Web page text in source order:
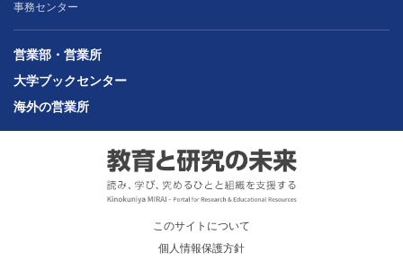
事務センター
営業部・営業所
大学ブックセンター
海外の営業所
このサイトについて
個人情報保護方針